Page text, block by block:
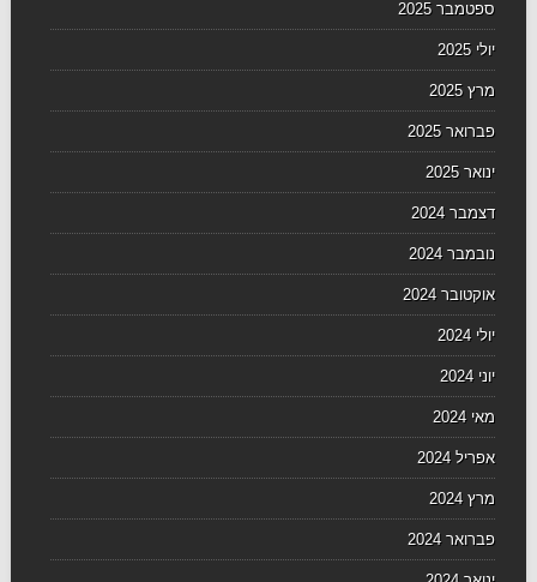
ספטמבר 2025
יולי 2025
מרץ 2025
פברואר 2025
ינואר 2025
דצמבר 2024
נובמבר 2024
אוקטובר 2024
יולי 2024
יוני 2024
מאי 2024
אפריל 2024
מרץ 2024
פברואר 2024